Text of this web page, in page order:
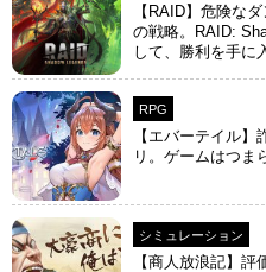
【RAID】危険な
の戦略。RAID:
して、勝利を手に
RPG
【エバーテイル
リ。ゲームはつま
シミュレーション
【商人放浪‪記】